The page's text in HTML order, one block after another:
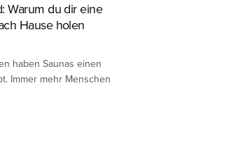
Warum du dir eine
Hause holen
haben Saunas einen
Immer mehr Menschen